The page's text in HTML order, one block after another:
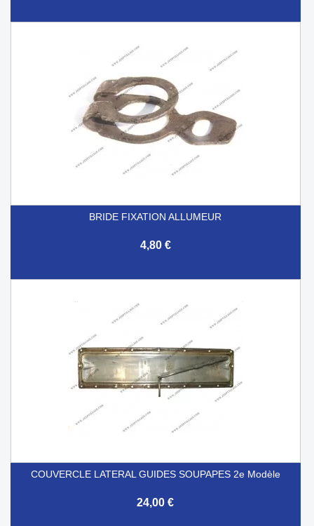
BRIDE FIXATION ALLUMEUR
4,80 €
COUVERCLE LATERAL GUIDES SOUPAPES 2e Modèle
24,00 €